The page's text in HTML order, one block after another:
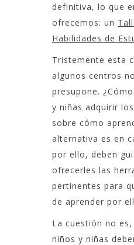
definitiva, lo que
ofrecemos: un
Habilidades de
Tristemente esta
algunos centros
presupone.
y niñas adquirir
sobre cómo
alternativa es en
por ello, deben
ofrecerles las
pertinentes para
de aprender por
La cuestión no
niños y niñas